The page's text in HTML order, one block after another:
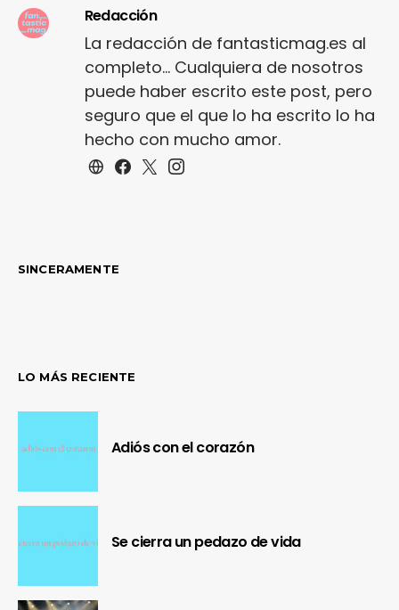
Redacción
La redacción de fantasticmag.es al
completo... Cualquiera de nosotros
puede haber escrito este post, pero
seguro que el que lo ha escrito lo ha
hecho con mucho amor.
SINCERAMENTE
LO MÁS RECIENTE
Adiós con el corazón
Se cierra un pedazo de vida